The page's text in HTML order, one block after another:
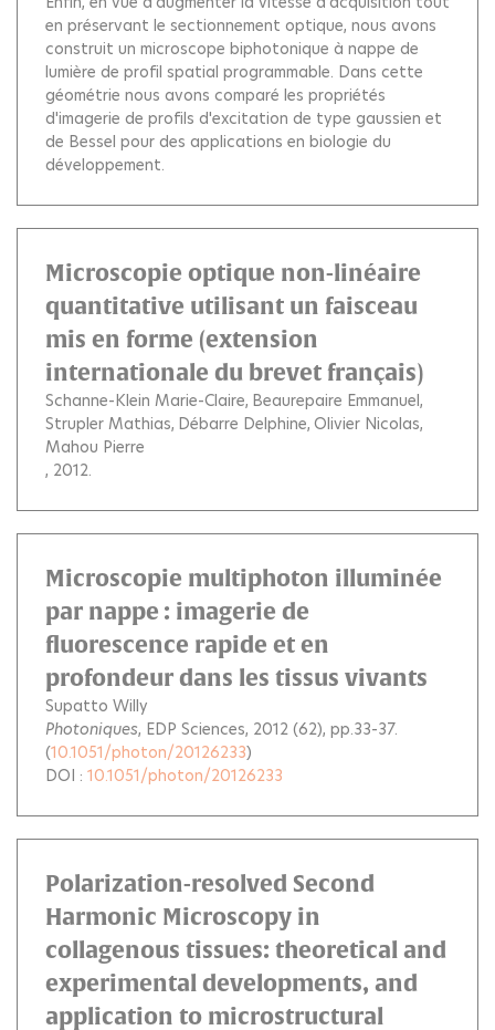
en préservant le sectionnement optique, nous avons
construit un microscope biphotonique à nappe de
lumière de profil spatial programmable. Dans cette
géométrie nous avons comparé les propriétés
d'imagerie de profils d'excitation de type gaussien et
de Bessel pour des applications en biologie du
développement.
Microscopie optique non-linéaire
quantitative utilisant un faisceau
mis en forme (extension
internationale du brevet français)
Schanne-Klein Marie-Claire Beaurepaire Emmanuel
Strupler Mathias Débarre Delphine Olivier Nicolas
Mahou Pierre
, 2012.
Microscopie multiphoton illuminée
par nappe : imagerie de
fluorescence rapide et en
profondeur dans les tissus vivants
Supatto Willy
Photoniques, EDP Sciences, 2012 (62), pp.33-37.
(10.1051/photon/20126233)
DOI : 10.1051/photon/20126233
Polarization-resolved Second
Harmonic Microscopy in
collagenous tissues: theoretical and
experimental developments, and
application to microstructural